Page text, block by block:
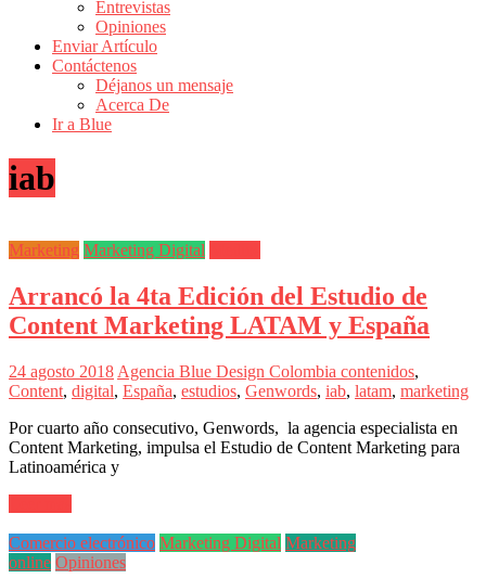
Revistas
Actualidad
Colombia
Revista
iBlue
Marketing
de
Mercadeo
y
Medios
la
Agencia
Design
Colombia
y
filiales
América
Latina
Entrevistas
Opiniones
Enviar Artículo
Contáctenos
Déjanos un mensaje
Acerca De
Ir a Blue
iab
Marketing Marketing Digital
Arrancó la 4ta Edición del Estudio de
Content Marketing LATAM y España
24 agosto 2018 Agencia Blue Design Colombia contenidos,
Content, digital, España, estudios, Genwords, iab, latam, marketing
Por cuarto año consecutivo, Genwords, la agencia especialista en
Content Marketing, impulsa el Estudio de Content Marketing para
Latinoamérica y
Comercio electrónico Marketing Digital Marketing
online Opiniones